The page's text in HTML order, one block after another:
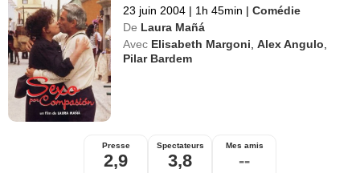
23 juin 2004 | 1h 45min | Comédie
De Laura Mañá
Avec Elisabeth Margoni,Alex Angulo,
Pilar Bardem
Presse
2,9
Spectateurs
3,8
Mes amis
--